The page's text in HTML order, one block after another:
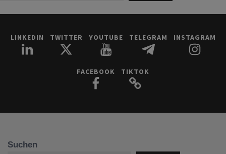
LINKEDIN TWITTER YOUTUBE TELEGRAM INSTAGRAM
FACEBOOK TIKTOK
Suchen